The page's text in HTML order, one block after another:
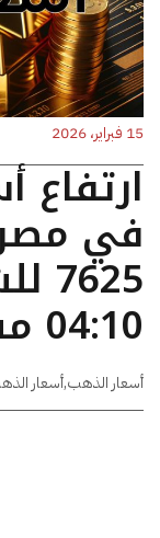
15 فبراير، 2026
ارتفاع
04:10 مساءًا
أسعار الذهب,أسعار